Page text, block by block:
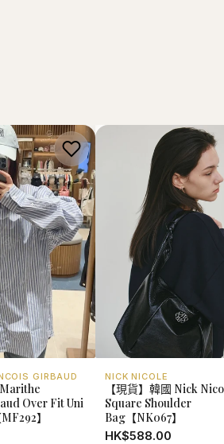
GIRBAUD
Marithe
Over Fit Uni
】
NICK NICOLE
【現貨】韓國 Nick
Square Shoulder
Bag【NK067】
HK$588.00